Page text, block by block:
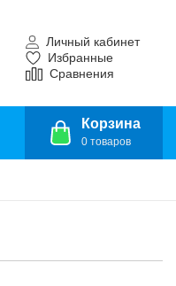
Личный кабинет
Избранные
Сравнения
Корзина
0 товаров